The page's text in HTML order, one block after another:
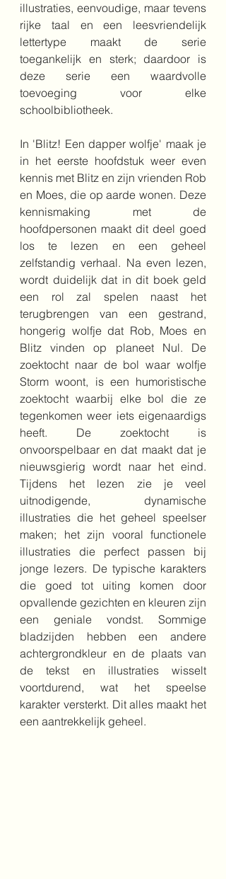
illustraties, eenvoudige, maar tevens
rijke taal en een leesvriendelijk
lettertype maakt de serie
toegankelijk en sterk; daardoor is
deze serie een waardvolle
toevoeging voor elke
schoolbibliotheek.
In 'Blitz! Een dapper wolfje' maak je
in het eerste hoofdstuk weer even
kennis met Blitz en zijn vrienden Rob
en Moes, die op aarde wonen. Deze
kennismaking met de
hoofdpersonen maakt dit deel goed
los te lezen en een geheel
zelfstandig verhaal. Na even lezen,
wordt duidelijk dat in dit boek geld
een rol zal spelen naast het
terugbrengen van een gestrand,
hongerig wolfje dat Rob, Moes en
Blitz vinden op planeet Nul. De
zoektocht naar de bol waar wolfje
Storm woont, is een humoristische
zoektocht waarbij elke bol die ze
tegenkomen weer iets eigenaardigs
heeft. De zoektocht is
onvoorspelbaar en dat maakt dat je
nieuwsgierig wordt naar het eind.
Tijdens het lezen zie je veel
uitnodigende, dynamische
illustraties die het geheel speelser
maken; het zijn vooral functionele
illustraties die perfect passen bij
jonge lezers. De typische karakters
die goed tot uiting komen door
opvallende gezichten en kleuren zijn
een geniale vondst. Sommige
bladzijden hebben een andere
achtergrondkleur en de plaats van
de tekst en illustraties wisselt
voortdurend, wat het speelse
karakter versterkt. Dit alles maakt het
een aantrekkelijk geheel.